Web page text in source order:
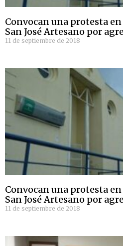
Convocan una protesta
San José Artesano por
11 de septiembre de 2018
Convocan una protesta
San José Artesano por
11 de septiembre de 2018